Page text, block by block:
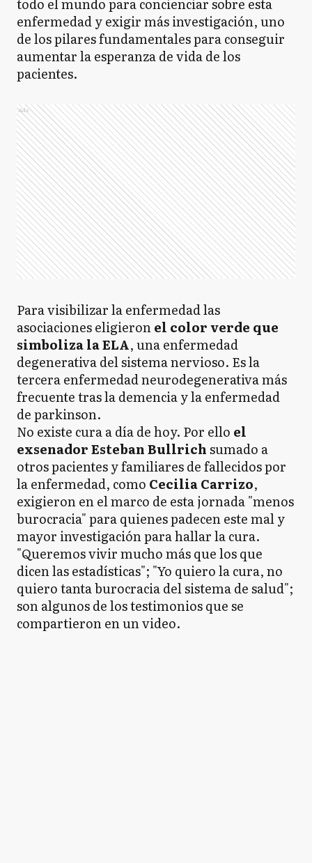
todo el mundo para concienciar sobre esta
enfermedad y exigir más investigación, uno
de los pilares fundamentales para conseguir
aumentar la esperanza de vida de los
pacientes.
Ads
Para visibilizar la enfermedad las
asociaciones eligieronel color verde que
simboliza la ELA, una enfermedad
degenerativa del sistema nervioso. Es la
tercera enfermedad neurodegenerativa más
frecuente tras la demencia y la enfermedad
de parkinson.
No existe cura a día de hoy. Por ello el
exsenador Esteban Bullrichsumado a
otros pacientes y familiares de fallecidos por
la enfermedad, como Cecilia Carrizo,
exigieron en el marco de esta jornada "menos
burocracia" para quienes padecen este mal y
mayor investigación para hallar la cura.
"Queremos vivir mucho más que los que
dicen las estadísticas"; "Yo quiero la cura, no
quiero tanta burocracia del sistema de salud";
son algunos de los testimonios que se
compartieron en un video.